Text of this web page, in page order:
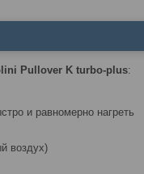
Pullover K turbo-plus:
и равномерно нагреть
воздух)